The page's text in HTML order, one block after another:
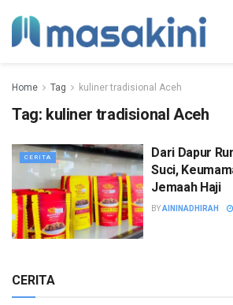
Home Tag kuliner tradisional Aceh
Tag: kuliner tradisional Aceh
CERITA
Dari Dapur
Suci,
Jemaah Haji
BYAININADHIRAH
CERITA